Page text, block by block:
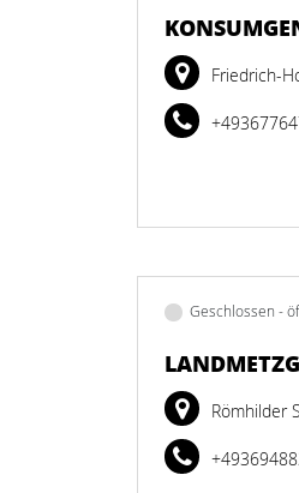
Friedrich-
Geschlossen -
Römhilder